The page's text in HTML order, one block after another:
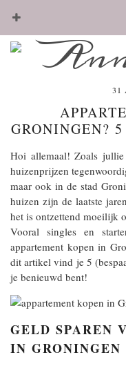
31
GRONINGEN?
Hoi allemaal! Zoals
huizenprijzen
maar ook in de stad
huizen zijn de laatste
het is ontzettend moeilijk
Vooral singles en
appartement kopen in
dit artikel vind je 5
je benieuwd bent!
GELD SPAREN
IN GRONINGEN